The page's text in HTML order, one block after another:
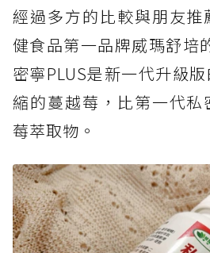
經過多方的比較與朋友
健食品第一品牌威瑪舒培
密寧PLUS是新一代升級
縮的蔓越莓，比第一代私
莓萃取物。